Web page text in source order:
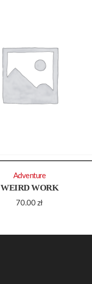
WEIRD WORK
70.00 zł
Adventure